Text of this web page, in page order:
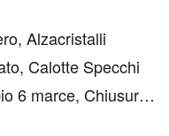
Dacia, Fi...
Alzacristalli
Calotte Specchi
6 marce, Chiusura
con filtro